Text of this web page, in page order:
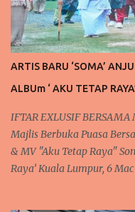
ARTIS BARU ‘SOMA’
ALBUm ‘ AKU TETAP
IFTAR EXLUSIF
Majlis Berbuka Puasa
& MV "Aku Tetap Raya"
Raya’ Kuala Lumpur, 6